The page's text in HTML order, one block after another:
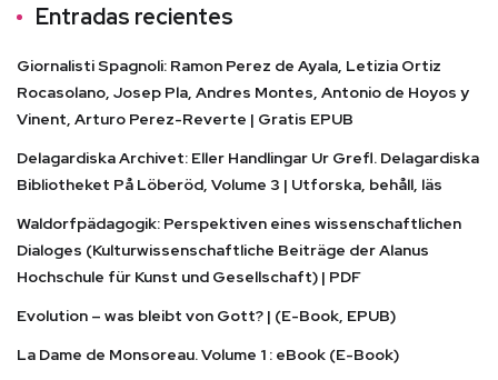
Entradas recientes
Giornalisti Spagnoli: Ramon Perez de Ayala, Letizia Ortiz
Rocasolano, Josep Pla, Andres Montes, Antonio de Hoyos y
Vinent, Arturo Perez-Reverte | Gratis EPUB
Delagardiska Archivet: Eller Handlingar Ur Grefl. Delagardiska
Bibliotheket På Löberöd, Volume 3 | Utforska, behåll, läs
Waldorfpädagogik: Perspektiven eines wissenschaftlichen
Dialoges (Kulturwissenschaftliche Beiträge der Alanus
Hochschule für Kunst und Gesellschaft) | PDF
Evolution – was bleibt von Gott? | (E-Book, EPUB)
La Dame de Monsoreau. Volume 1 : eBook (E-Book)